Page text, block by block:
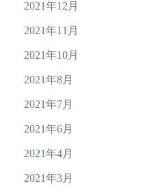
2021年12月
2021年11月
2021年10月
2021年8月
2021年7月
2021年6月
2021年4月
2021年3月